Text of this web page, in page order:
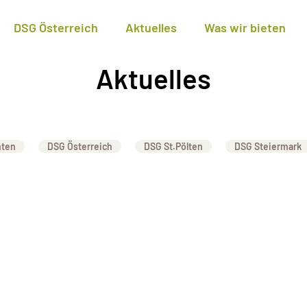
DSG Österreich Aktuelles Was wir bieten
Aktuelles
DSG Österreich DSG St.Pölten DSG Steiermark